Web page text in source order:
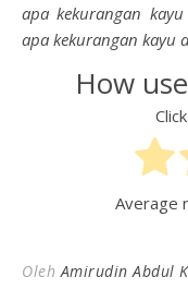
apa kekurangan
apa kekurangan kayu
How
Average
OlehAmirudin Abdul